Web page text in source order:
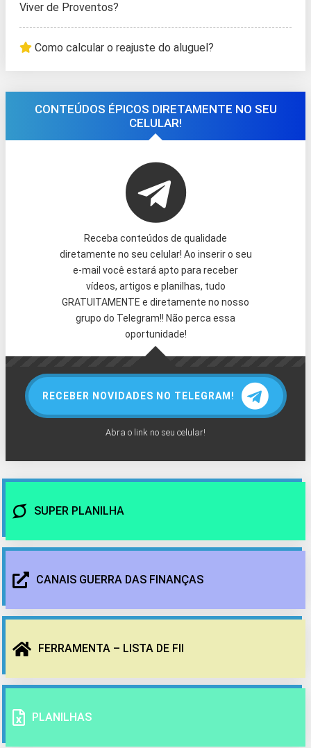
Viver de Proventos?
Como calcular o reajuste do aluguel?
CONTEÚDOS ÉPICOS DIRETAMENTE NO SEU
CELULAR!
Receba conteúdos de qualidade
diretamente no seu celular! Ao inserir o seu
e-mail você estará apto para receber
vídeos, artigos e planilhas, tudo
GRATUITAMENTE e diretamente no nosso
grupo do Telegram!! Não perca essa
oportunidade!
RECEBER NOVIDADES NO TELEGRAM!
Abra o link no seu celular!
SUPER PLANILHA
CANAIS GUERRA DAS FINANÇAS
FERRAMENTA – LISTA DE FII
PLANILHAS